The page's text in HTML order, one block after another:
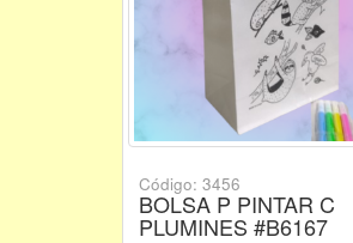
Código: 3456
BOLSA P PINTAR C
PLUMINES #B6167